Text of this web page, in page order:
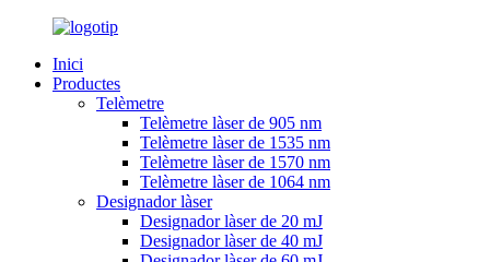
Inici
Productes
Telèmetre
Telèmetre làser de 905 nm
Telèmetre làser de 1535 nm
Telèmetre làser de 1570 nm
Telèmetre làser de 1064 nm
Designador làser
Designador làser de 20 mJ
Designador làser de 40 mJ